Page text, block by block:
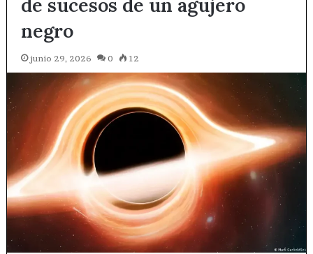
de sucesos de un agujero
negro
junio 29, 2026 0 12